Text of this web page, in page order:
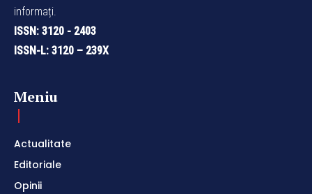
informați.
ISSN: 3120 - 2403
ISSN-L: 3120 – 239X
Meniu
Actualitate
Editoriale
Opinii